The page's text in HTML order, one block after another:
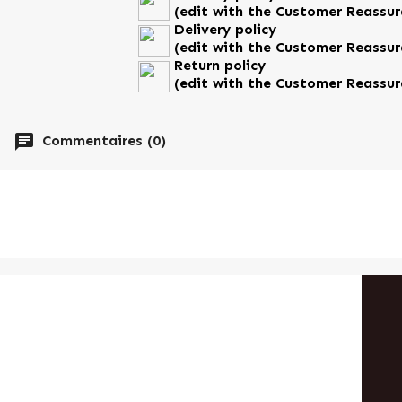
Fiche technique
Parfum
(edit with the Customer
Delivery policy
(edit with the Customer
Return policy
(edit with the Customer
chat Commentaires (0)